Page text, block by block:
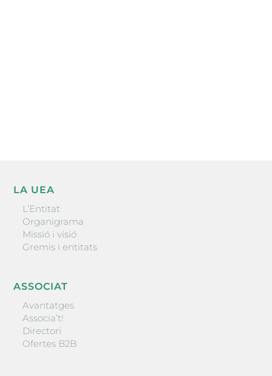
LA UEA
L’Entitat
Organigrama
Missió i visió
Gremis i entitats
ASSOCIAT
Avantatges
Associa’t!
Directori
Ofertes B2B